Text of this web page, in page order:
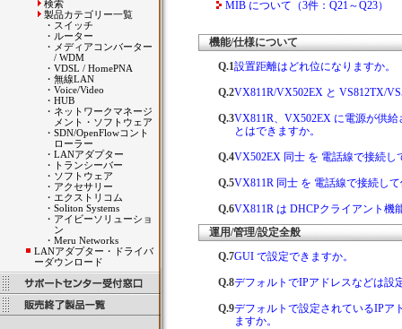
検索
製品カテゴリー一覧
・ スイッチ
・ ルーター
・ メディアコンバーター
/ WDM
・ VDSL / HomePNA
・ 無線LAN
・ Voice/Video
・ HUB
・ ネットワークマネージ
メント・ソフトウェア
・ SDN/OpenFlowコント
ローラー
・ LANアダプター
・
トランシーバー
・ ソフトウェア
・ アクセサリー
・ エクストリコム
・ Soliton Systems
・ アイビーソリューショ
ン
・ Meru Networks
LANアダプター・ドライバ
ーダウンロード
MIB について（3件：Q21～Q23）
機能/仕様について
Q.1設置距離はどれ位になりますか。
Q.2VX811R/VX502EX と VS812TX/
Q.3VX811R、VX502EX に電源が供
とはできますか。
Q.4VX502EX 同士 を 電話線で接続し
Q.5VX811R 同士 を 電話線で接続し
Q.6VX811R は DHCPクライアント機
運用/管理/設定全般
Q.7GUI で設定できますか。
Q.8デフォルトでIPアドレスなどは設
Q.9デフォルトで設定されているIPア
ますか。